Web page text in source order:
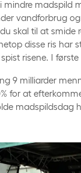
madspild
vandforbrug
skal til at smide
disse ris har
risene. I
9 milliarder
for at
madspildsdag
Folkemøde: